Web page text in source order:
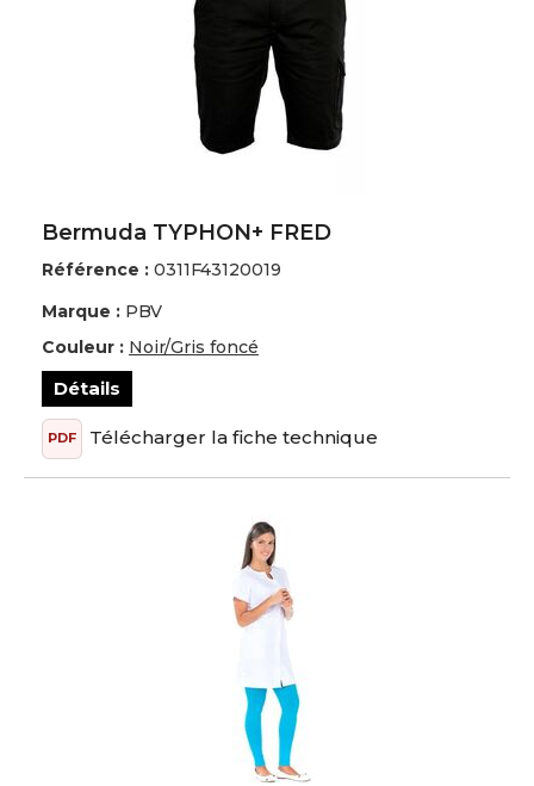
Bermuda TYPHON+ FRED
Référence : 0311F43120019
Marque : PBV
Couleur : Noir/Gris foncé
Détails
PDF Télécharger la fiche technique